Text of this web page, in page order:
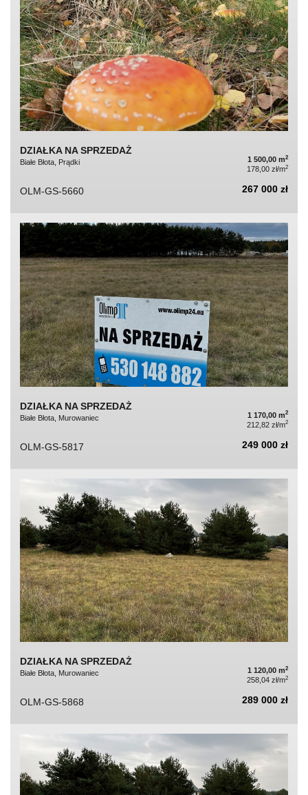
DZIAŁKA NA SPRZEDAŻ
Białe Błota, Prądki 1 500,00 m2
178,00 zł/m2
OLM-GS-5660 267 000 zł
DZIAŁKA NA SPRZEDAŻ
Białe Błota, Murowaniec 1 170,00 m2
212,82 zł/m2
OLM-GS-5817 249 000 zł
DZIAŁKA NA SPRZEDAŻ
Białe Błota, Murowaniec 1 120,00 m2
258,04 zł/m2
OLM-GS-5868 289 000 zł